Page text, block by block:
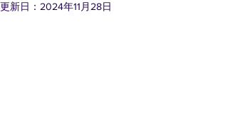
更新日： 2024年11月28日